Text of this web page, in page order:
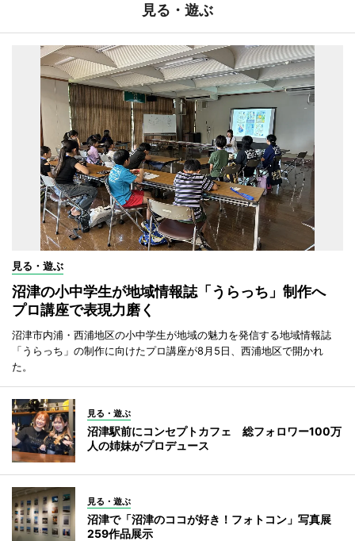
見る・遊ぶ
見る・遊ぶ
沼津の小中学生が地域情報誌「うらっち」制作へ
プロ講座で表現力磨く
沼津市内浦・西浦地区の小中学生が地域の魅力を発信する地域情報誌
「うらっち」の制作に向けたプロ講座が8月5日、西浦地区で開かれ
た。
見る・遊ぶ
沼津駅前にコンセプトカフェ 総フォロワー100万
人の姉妹がプロデュース
見る・遊ぶ
沼津で「沼津のココが好き！フォトコン」写真展
259作品展示